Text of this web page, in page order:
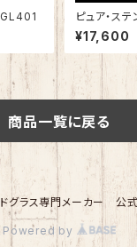
GL401 ピュア・ス
¥17,600
商品一覧に戻る
ラス専門メーカー 公式
Powered by